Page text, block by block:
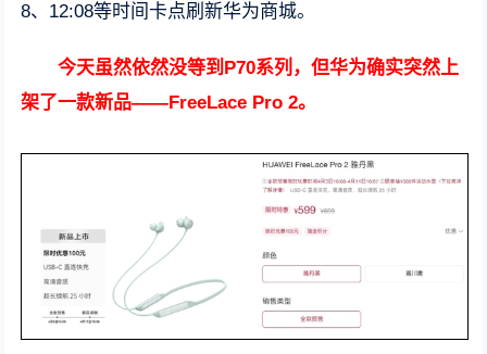
8、12:08等时间卡点刷新华为商城。
今天虽然依然没等到P70系列，但华为确实突然上
架了一款新品——FreeLace Pro 2。